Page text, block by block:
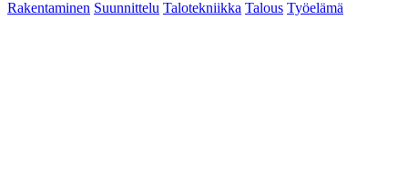
Rakentaminen Suunnittelu Talotekniikka Talous Työelämä